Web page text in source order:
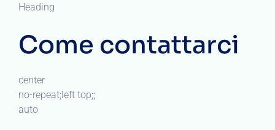
Heading
Come contattarci
center
no-repeat;left top;;
auto